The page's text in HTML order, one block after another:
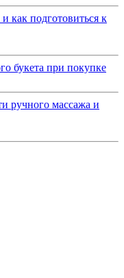
как подготовиться к
букета при покупке
ручного массажа и